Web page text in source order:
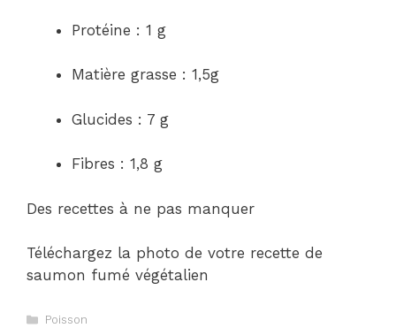
Protéine : 1 g
Matière grasse : 1,5g
Glucides : 7 g
Fibres : 1,8 g
Des recettes à ne pas manquer
Téléchargez la photo de votre recette de
saumon fumé végétalien
Catégories
Poisson